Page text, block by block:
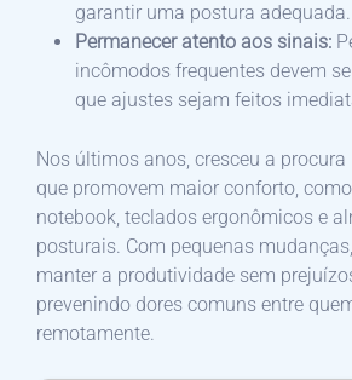
garantir uma postura adequada.
Permanecer atento aos sinais:
incômodos frequentes devem
que ajustes sejam feitos
Nos últimos anos, cresceu a
que promovem maior conforto,
notebook, teclados ergonômicos e
posturais. Com pequenas
manter a produtividade sem
prevenindo dores comuns entre
remotamente.